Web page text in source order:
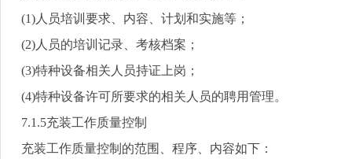
(1) 人员培训要求、内容、计划和实施等；
(2) 人员的培训记录、考核档案；
(3)特种设备相关人员持证上岗；
(4)特种设备许可所要求的相关人员的聘用管理。
7.1.5充装工作质量控制
充装工作质量控制的范围、程序、内容如下：